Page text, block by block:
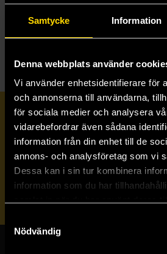
Samtycke Information
Denna webbplats använder
Vi använder enhetsidentifierare för
och annonserna till användarna,
för sociala medier och analysera
vidarebefordrar även sådana
information från din enhet till de
annons- och analysföretag som vi
Dessa kan i sin tur kombinera
information som du har
Nödvändig
SAMLINGSVOLYM
TECKNA & MÅLA
Prenumerera på